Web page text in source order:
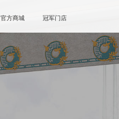
官方商城 冠军门店